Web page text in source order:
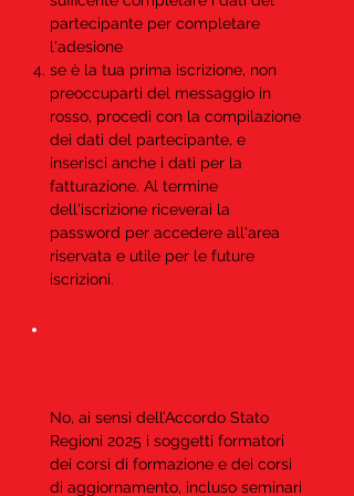
partecipante per completare
l'adesione
se è la tua prima iscrizione, non
preoccuparti del messaggio in
rosso, procedi con la compilazione
dei dati del partecipante, e
inserisci anche i dati per la
fatturazione. Al termine
dell'iscrizione riceverai la
password per accedere all'area
riservata e utile per le future
iscrizioni.
No, ai sensi dell’Accordo Stato
Regioni 2025 i soggetti formatori
dei corsi di formazione e dei corsi
di aggiornamento, incluso seminari